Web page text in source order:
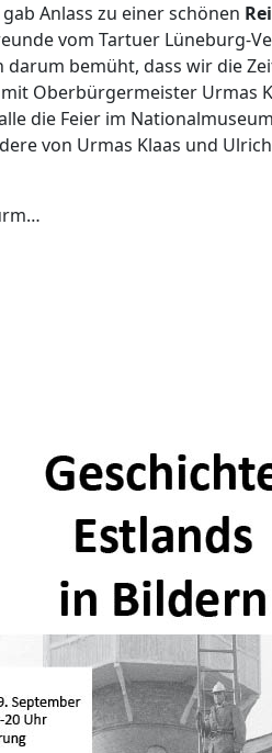
gab Anlass zu einer schönen
vom Tartuer Lüneburg-
bemüht, dass wir die
Oberbürgermeister Urmas
die Feier im
von Urmas Klaas und